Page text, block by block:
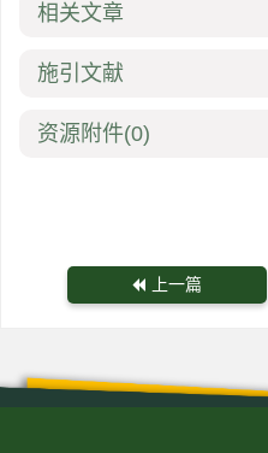
相关文章
施引文献
资源附件(0)
上一篇